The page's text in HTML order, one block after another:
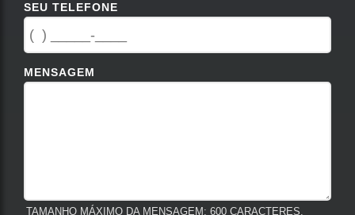
SEU TELEFONE
MENSAGEM
TAMANHO MÁXIMO DA MENSAGEM: 600 CARACTERES.